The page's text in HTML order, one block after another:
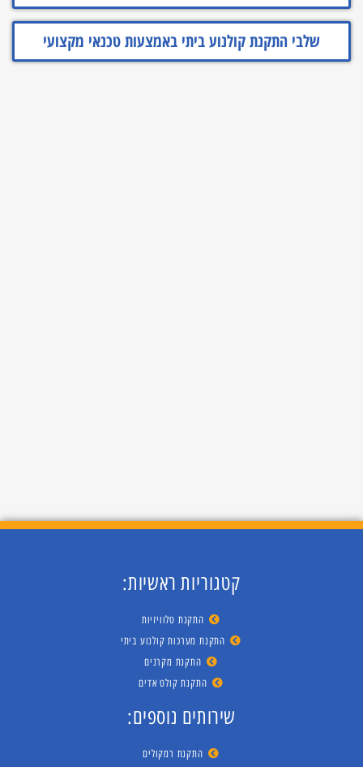
שלבי התקנת קולנוע ביתי באמצעות טכנאי מקצועי
קטגוריות ראשיות:
התקנת טלוויזיות
התקנת מערכות קולנוע ביתי
התקנת מקרנים
התקנת קולט אדים
שירותים נוספים:
התקנת רמקולים